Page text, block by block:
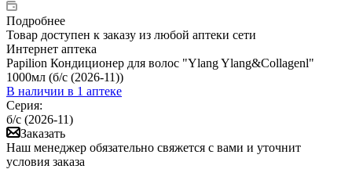
Подробнее
Товар доступен к заказу из любой аптеки сети
Интернет аптека
Papilion Кондиционер для волос "Ylang Ylang&Collagenl"
1000мл (б/с (2026-11))
В наличии в 1 аптеке
Серия:
б/с (2026-11)
Заказать
Наш менеджер обязательно свяжется с вами и уточнит
условия заказа